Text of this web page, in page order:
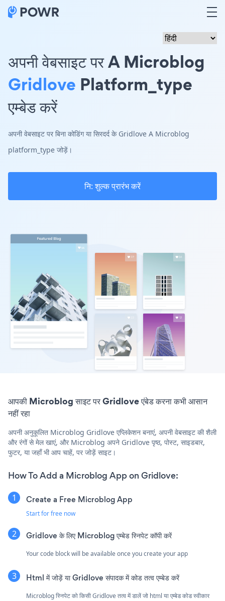
अपनी वेबसाइट पर A Microblog
Gridlove Platform_type
एम्बेड करें
अपनी वेबसाइट पर बिना कोडिंग या सिरदर्द के Gridlove A Microblog
platform_type जोड़ें।
नि: शुल्क प्रारंभ करें
आपकी Microblog साइट पर Gridlove एंबेड करना कभी आसान
नहीं रहा
अपनी अनुकूलित Microblog Gridlove एप्लिकेशन बनाएं, अपनी वेबसाइट की शैली
और रंगों से मेल खाएं, और Microblog अपने Gridlove पृष्ठ, पोस्ट, साइडबार,
फुटर, या जहाँ भी आप चाहें, पर जोड़ें साइट।
How To Add a Microblog App on Gridlove:
Create a Free Microblog App
Start for free now
Gridlove के लिए Microblog एम्बेड स्निपेट कॉपी करें
Your code block will be available once you create your app
Html में जोड़ें या Gridlove संपादक में कोड तत्व एम्बेड करें
Microblog स्निपेट को किसी Gridlove तत्व में डालें जो html या एम्बेड कोड स्वीकार